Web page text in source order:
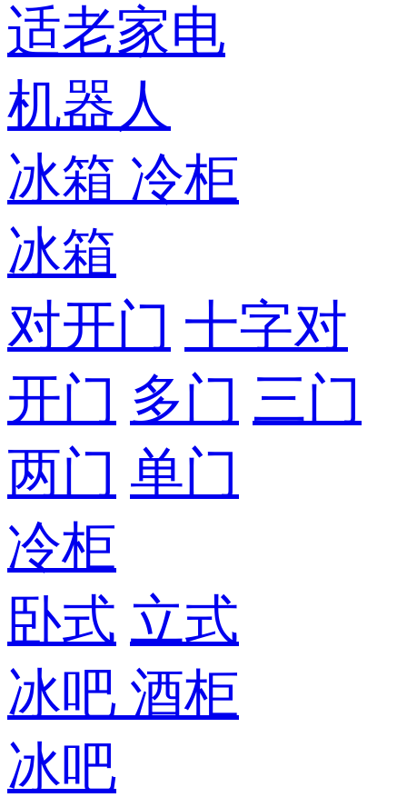
适老家电
机器人
冰箱 冷柜
冰箱
对开门 十字对
开门 多门 三门
两门 单门
冷柜
卧式 立式
冰吧 酒柜
冰吧